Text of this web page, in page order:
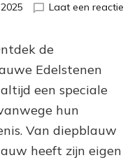
Laat een reactie
Hun
de
Edelstenen
een speciale
hun
Van diepblauw
heeft zijn eigen